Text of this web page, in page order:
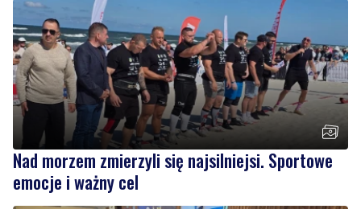
Nad morzem zmierzyli się najsilniejsi. Sportowe
emocje i ważny cel